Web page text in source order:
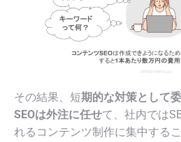
その結果、短期的な対策として
SEOは外注に任せて、社内では
れるコンテンツ制作に集中する